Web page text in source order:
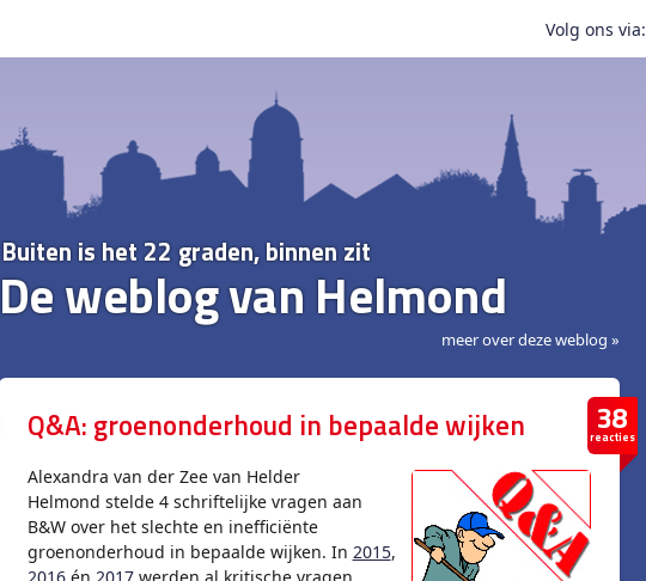
Volg ons via:
Buiten is het 22 graden, binnen zit
De weblog van Helmond
meer over deze weblog »
38
reacties
Q&A: groenonderhoud in bepaalde wijken
Alexandra van der Zee van Helder
Helmond stelde 4 schriftelijke vragen aan
B&W over het slechte en inefficiënte
groenonderhoud in bepaalde wijken. In 2015,